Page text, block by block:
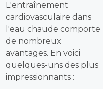
L'entraînement
cardiovasculaire dans
l'eau chaude comporte
de nombreux
avantages. En voici
quelques-uns des plus
impressionnants :